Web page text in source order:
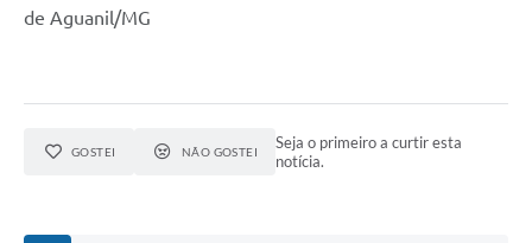
de Aguanil/MG
GOSTEI NÃO GOSTEI
Seja o primeiro a curtir esta
notícia.